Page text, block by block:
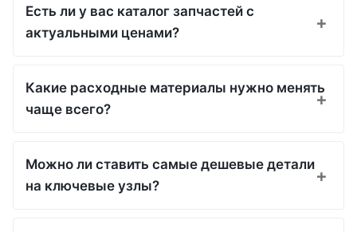
Есть ли у вас каталог запчастей с
актуальными ценами?
Какие расходные материалы нужно менять
чаще всего?
Можно ли ставить самые дешевые детали
на ключевые узлы?